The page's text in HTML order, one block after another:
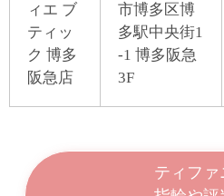
ィエ ブ
ティッ
ク 博多
阪急店
市博多区博
多駅中央街1
-1 博多阪急
3F
ティファ